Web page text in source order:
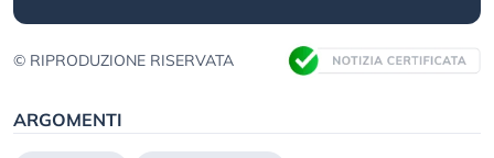
© RIPRODUZIONE RISERVATA
ARGOMENTI